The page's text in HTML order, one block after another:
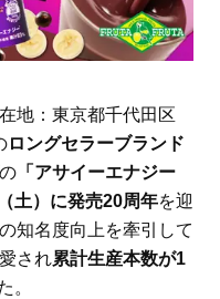
地：東京都千代田区
ロングセラーブランド
「アサイーエナジー
土）に発売20周年を迎
知名度向上を牽引して
され累計生産本数が1
。